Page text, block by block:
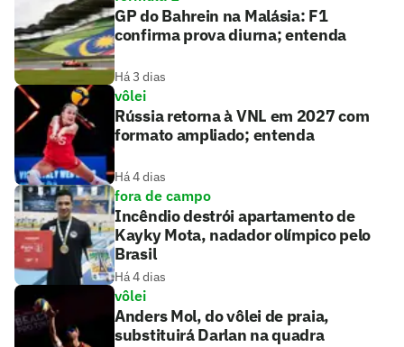
GP do Bahrein na Malásia: F1
confirma prova diurna; entenda
Há 3 dias
vôlei
Rússia retorna à VNL em 2027 com
formato ampliado; entenda
Há 4 dias
fora de campo
Incêndio destrói apartamento de
Kayky Mota, nadador olímpico pelo
Brasil
Há 4 dias
vôlei
Anders Mol, do vôlei de praia,
substituirá Darlan na quadra